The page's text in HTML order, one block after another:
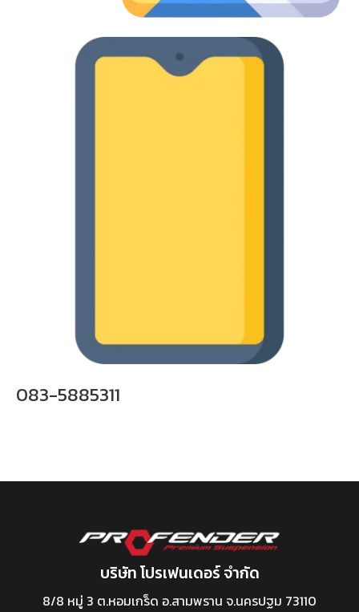
083-5885311
บริษัท โปรเฟนเดอร์ จำกัด
8/8 หมู่ 3 ต.หอมเกร็ด อ.สามพราน จ.นครปฐม 73110